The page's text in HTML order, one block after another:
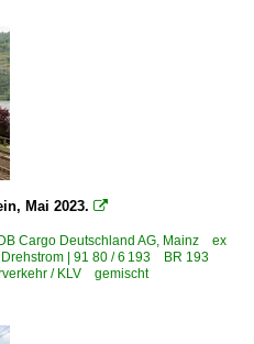
Kunstbauten
Mai 2023. 
Cargo Deutschland AG, Mainz ex
Drehstrom | 91 80 / 6 193 BR 193
/ KLV gemischt